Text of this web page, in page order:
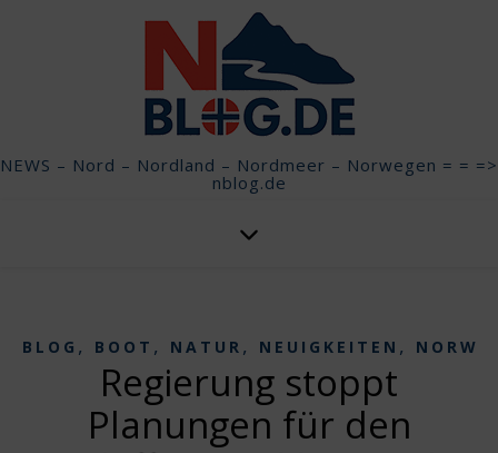
NEWS – Nord – Nordland – Nordmeer – Norwegen = = =>
nblog.de
BLOG , BOOT , NATUR , NEUIGKEITEN ,
Regierung stoppt
Planungen für den